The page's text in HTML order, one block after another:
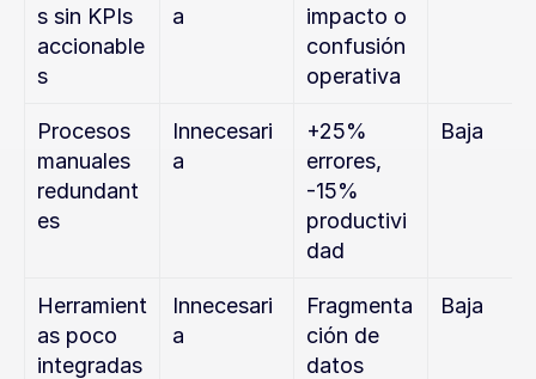
s sin KPIs
accionable
s
a
impacto o
confusión
operativa
Procesos
manuales
redundant
es
Innecesari
a
+25%
errores,
-15%
productivi
dad
Baja
Herramient
as poco
integradas
Innecesari
a
Fragmenta
ción de
datos
Baja